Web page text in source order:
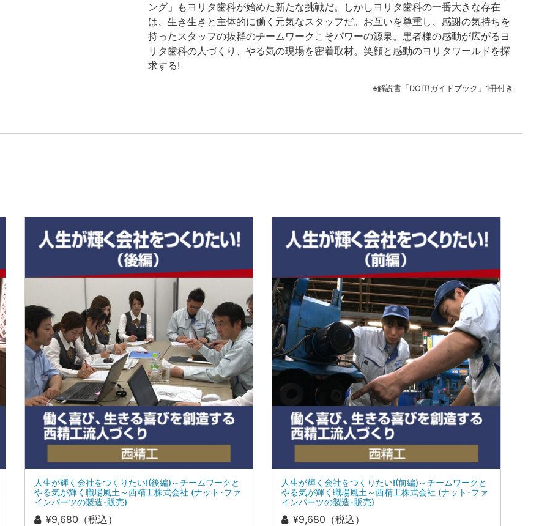
ング」もヨリタ歯科が始めた新たな挑戦だ。しかしヨリタ歯科の一番大きな存在
は、生き生きと主体的に働く元気なスタッフだ。お互いを尊重し、感謝の気持ちを
持ったスタッフの抜群のチームワークこそパワーの源泉。患者様の感動が広がるヨ
リタ歯科の人づくり、やる気の現場を密着取材。笑顔と感動のヨリタワールドを探
求する!
※解説書「DOIT!ガイドブック」1冊付き
人生が輝く会社をつくりたい!(後編)～チームワークと
やる気が輝く職場風土～西精工株式会社 (ナット･ファ
インパーツの製造･販売)
¥9,680（税込）
人生が輝く会社をつくりたい!(前編)～チームワークと
やる気が輝く職場風土～西精工株式会社 (ナット･ファ
インパーツの製造･販売)
¥9,680（税込）